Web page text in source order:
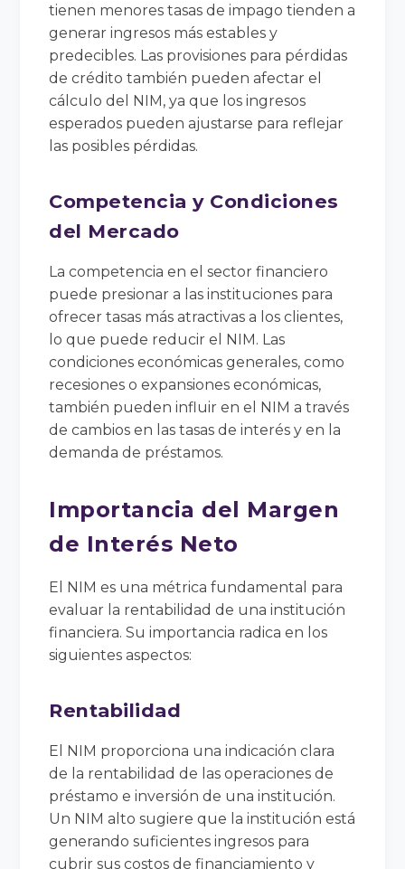
tienen menores tasas de impago tienden a
generar ingresos más estables y
predecibles. Las provisiones para pérdidas
de crédito también pueden afectar el
cálculo del NIM, ya que los ingresos
esperados pueden ajustarse para reflejar
las posibles pérdidas.
Competencia y Condiciones
del Mercado
La competencia en el sector financiero
puede presionar a las instituciones para
ofrecer tasas más atractivas a los clientes,
lo que puede reducir el NIM. Las
condiciones económicas generales, como
recesiones o expansiones económicas,
también pueden influir en el NIM a través
de cambios en las tasas de interés y en la
demanda de préstamos.
Importancia del Margen
de Interés Neto
El NIM es una métrica fundamental para
evaluar la rentabilidad de una institución
financiera. Su importancia radica en los
siguientes aspectos:
Rentabilidad
El NIM proporciona una indicación clara
de la rentabilidad de las operaciones de
préstamo e inversión de una institución.
Un NIM alto sugiere que la institución está
generando suficientes ingresos para
cubrir sus costos de financiamiento y